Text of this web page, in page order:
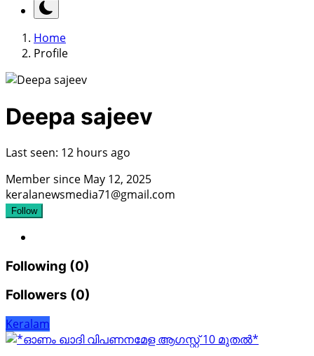
Home
Profile
Deepa sajeev
Last seen: 12 hours ago
Member since May 12, 2025
keralanewsmedia71@gmail.com
Follow
Following (0)
Followers (0)
Keralam